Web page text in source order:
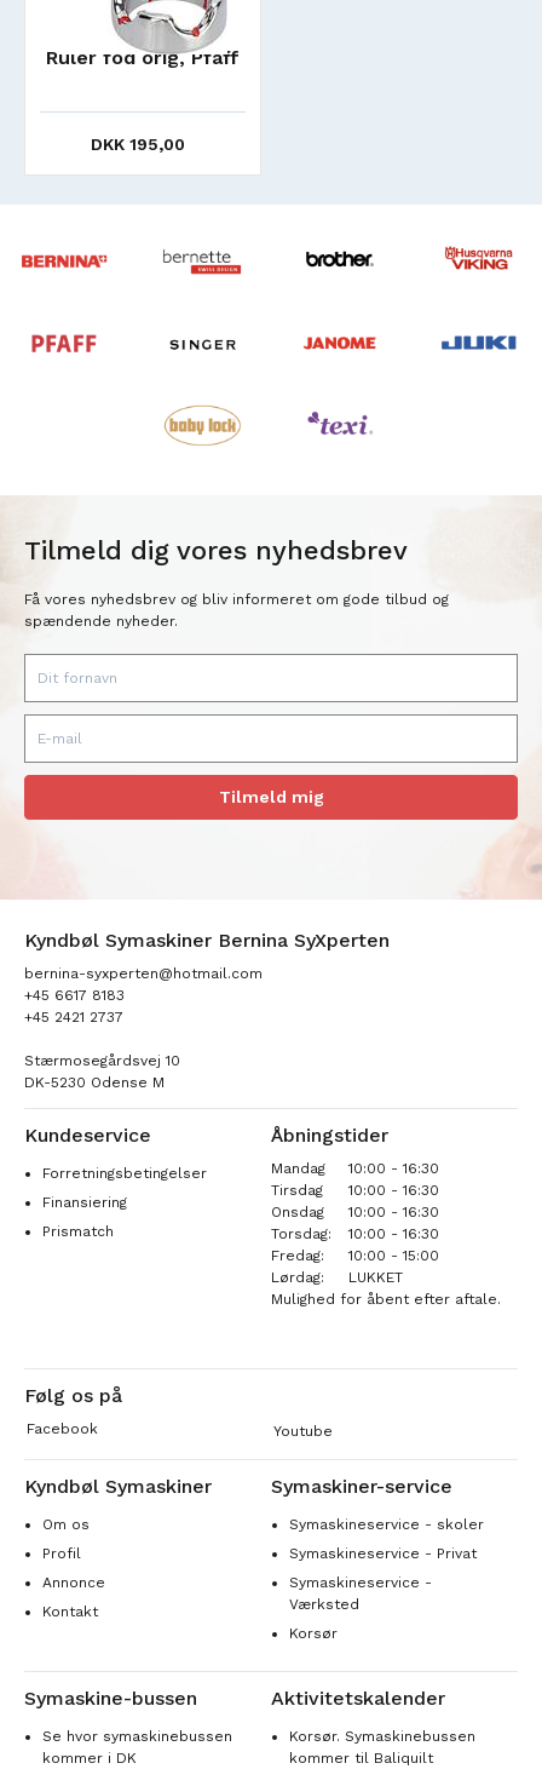
Ruler fod orig, Pfaff
DKK 195,00
Tilmeld dig vores nyhedsbrev
Få vores nyhedsbrev og bliv informeret om gode tilbud og
spændende nyheder.
Tilmeld mig
Kyndbøl Symaskiner Bernina SyXperten
bernina-syxperten@hotmail.com
+45 6617 8183
+45 2421 2737
Stærmosegårdsvej 10
DK-5230 Odense M
Kundeservice
Forretningsbetingelser
Finansiering
Prismatch
Åbningstider
Mandag
10:00 - 16:30
Tirsdag
10:00 - 16:30
Onsdag
10:00 - 16:30
Torsdag:
10:00 - 16:30
Fredag:
10:00 - 15:00
Lørdag:
LUKKET
Mulighed for åbent efter aftale.
Følg os på
Facebook Youtube
Kyndbøl Symaskiner
Om os
Profil
Annonce
Kontakt
Symaskiner-service
Symaskineservice - skoler
Symaskineservice - Privat
Symaskineservice -
Værksted
Korsør
Symaskine-bussen
Se hvor symaskinebussen
kommer i DK
Aktivitetskalender
Korsør. Symaskinebussen
kommer til Baliquilt